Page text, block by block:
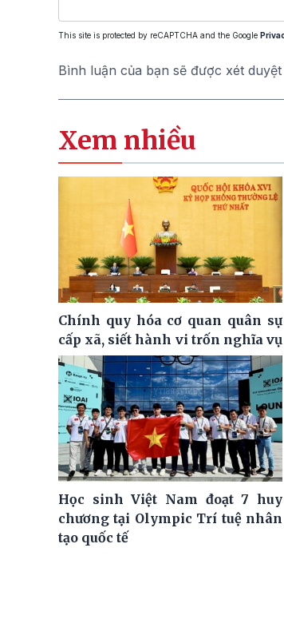
This site is protected by reCAPTCHA and the Google
Bình luận của bạn sẽ được xét
Xem nhiều
Chính quy hóa cơ quan quân sự
cấp xã, siết hành vi trốn nghĩa vụ
Học sinh Việt Nam đoạt 7 huy
chương tại Olympic Trí tuệ nhân
tạo quốc tế